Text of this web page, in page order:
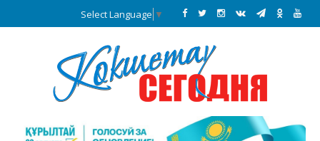
Select Language ▼